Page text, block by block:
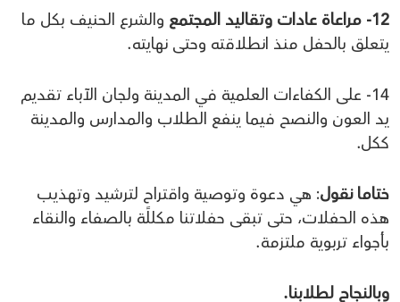
12- مراعاة عادات وتقاليد المجتمع
والشرع الحنيف بكل ما
يتعلق بالحفل منذ انطلاقته وحتى نهايته.
14- على الكفاءات العلمية في المدينة ولجان الآباء تقديم
يد العون والنصح فيما ينفع الطلاب والمدارس والمدينة
ككل.
ختاما نقول: هي دعوة وتوصية واقتراح لترشيد وتهذيب
هذه الحفلات، حتى تبقى حفلاتنا مكللًة بالصفاء والنقاء
بأجواء تربوية ملتزمة.
وبالنجاح لطلابنا.